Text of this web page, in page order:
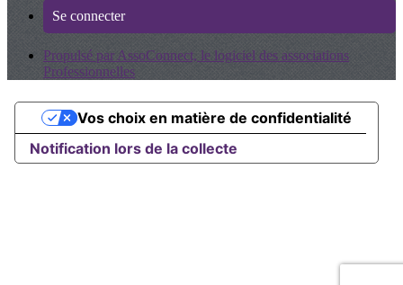
Se connecter
Propulsé par AssoConnect, le logiciel des associations
Professionnelles
Notification lors de la collecte
Vos choix en matière de confidentialité